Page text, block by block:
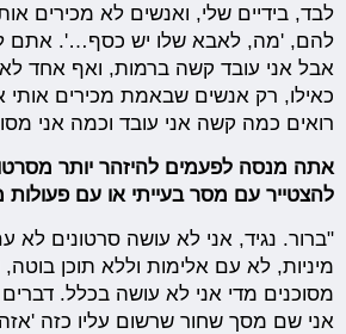
לבד, בידיים שלי, ואנשים לא מכירים
להם, 'מה, לאבא שלו יש כסף…'. אתם
אבל אני עובד קשה ברמות, ואף אחד
כאילו, רק אנשים שבאמת מכירים אותי
רואים כמה קשה אני עובד וכמה אני
אתה מנסה לפעמים להיזהר יותר
להצטייר עם מסר בעייתי או עם פעולות
"ברור. נגיד, אני לא עושה סרטונים לא
מיניות, לא עם אלימות וללא תוכן בוטה,
מסוכנים מדי אני לא עושה בכלל.
אני שם מסך שחור שרשום עליו כזה